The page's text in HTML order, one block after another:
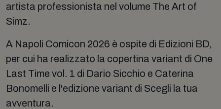
artista professionista nel volume The Art of
Simz.
A Napoli Comicon 2026 è ospite di Edizioni BD,
per cui ha realizzato la copertina variant di One
Last Time vol. 1 di Dario Sicchio e Caterina
Bonomelli e l'edizione variant di Scegli la tua
avventura.